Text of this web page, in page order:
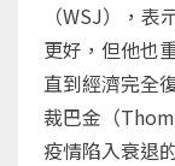
（WSJ），
更好，但他也
直到經濟完全
裁巴金（
疫情陷入衰退